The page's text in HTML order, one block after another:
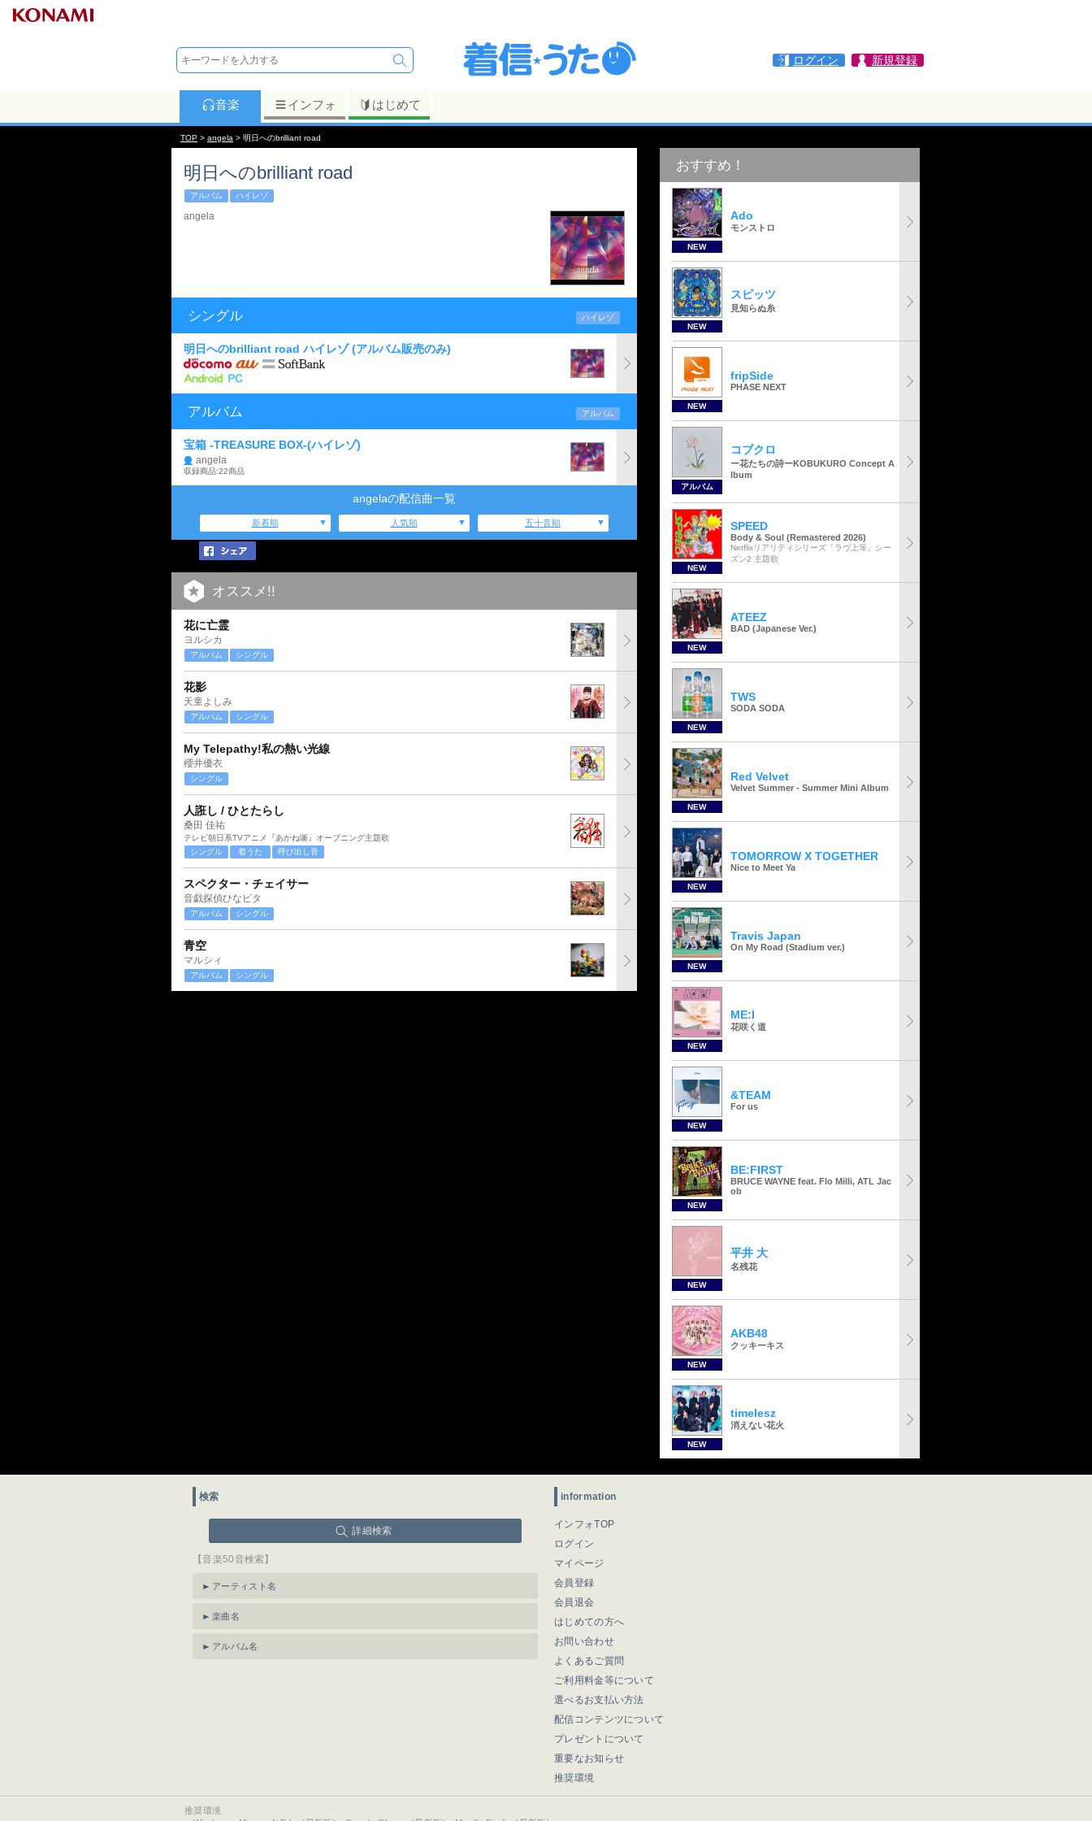
ログイン 新規登録
音楽 インフォ はじめて
TOP > angela > 明日へのbrilliant road
明日へのbrilliant road
アルバム ハイレゾ
angela
シングル ハイレゾ
明日へのbrilliant road ハイレゾ (アルバム販売のみ)
アルバム アルバム
宝箱 -TREASURE BOX-(ハイレゾ)
angela
収録商品:22商品
angelaの配信曲一覧
新着順 人気順 五十音順
オススメ!!
花に亡霊
ヨルシカ
アルバム シングル
花影
天童よしみ
アルバム シングル
My Telepathy!私の熱い光線
櫻井優衣
シングル
人誑し / ひとたらし
桑田 佳祐
テレビ朝日系TVアニメ『あかね噺』オープニング主題歌
シングル
着うた 呼び出し音
スペクター・チェイサー
音戯探偵ひなビタ
アルバム シングル
青空
マルシィ
アルバム シングル
おすすめ！
NEW
Ado
モンストロ
NEW
スピッツ
見知らぬ糸
NEW
fripSide
PHASE NEXT
アルバム
コブクロ
ー花たちの詩ーKOBUKURO Concept A
lbum
NEW
SPEED
Body & Soul (Remastered 2026)
Netflixリアリティシリーズ「ラヴ上等」シー
ズン2 主題歌
NEW
ATEEZ
BAD (Japanese Ver.)
NEW
TWS
SODA SODA
NEW
Red Velvet
Velvet Summer - Summer Mini Album
NEW
TOMORROW X TOGETHER
Nice to Meet Ya
NEW
Travis Japan
On My Road (Stadium ver.)
NEW
ME:I
花咲く道
NEW
&TEAM
For us
NEW
BE:FIRST
BRUCE WAYNE feat. Flo Milli, ATL Jac
ob
NEW
平井 大
名残花
NEW
AKB48
クッキーキス
NEW
timelesz
消えない花火
検索
詳細検索
【音楽50音検索】
アーティスト名
楽曲名
アルバム名
information
インフォTOP
ログイン
マイページ
会員登録
会員退会
はじめての方へ
お問い合わせ
よくあるご質問
ご利用料金等について
選べるお支払い方法
配信コンテンツについて
プレゼントについて
重要なお知らせ
推奨環境
推奨環境